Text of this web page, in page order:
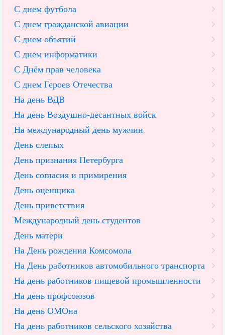
С днем футбола
С днем гражданской авиации
С днем объятий
С днем информатики
С Днём прав человека
С днем Героев Отечества
На день ВДВ
На день Воздушно-десантных войск
На международный день мужчин
День слепых
День признания Петербурга
День согласия и примирения
День оценщика
День приветствия
Международный день студентов
День матери
На День рождения Комсомола
На День работников автомобильного транспорта
На день работников пищевой промышленности
На день профсоюзов
На день ОМОна
На день работников сельского хозяйства